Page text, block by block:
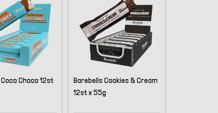
Choco 12st
Barebells Cookies & Cream
12st x 55g